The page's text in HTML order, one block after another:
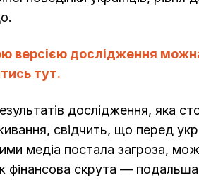
версією дослідження
тут.
дослідження, яка
свідчить, що перед
медіа постала загроза,
фінансова скрута —